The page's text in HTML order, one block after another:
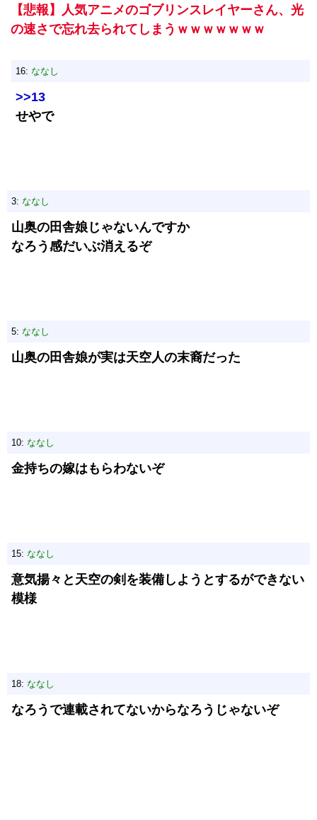
【悲報】人気アニメのゴブリンスレイヤーさん、光
の速さで忘れ去られてしまうｗｗｗｗｗｗｗ
16: ななし
>>13
せやで
3: ななし
山奥の田舎娘じゃないんですか
なろう感だいぶ消えるぞ
5: ななし
山奥の田舎娘が実は天空人の末裔だった
10: ななし
金持ちの嫁はもらわないぞ
15: ななし
意気揚々と天空の剣を装備しようとするができない
模様
18: ななし
なろうで連載されてないからなろうじゃないぞ